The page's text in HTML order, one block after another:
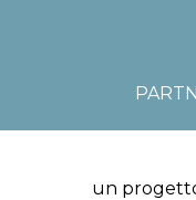
un